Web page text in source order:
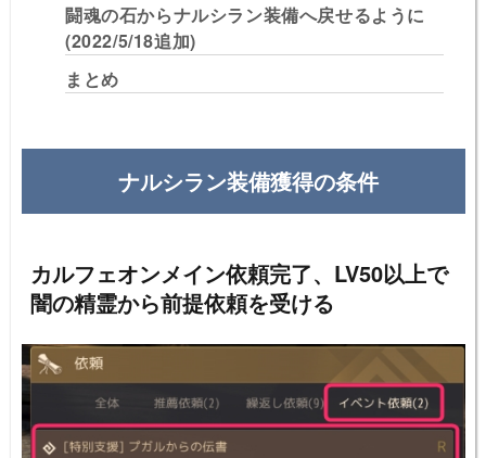
闘魂の石からナルシラン装備へ戻せるように
(2022/5/18追加)
まとめ
ナルシラン装備獲得の条件
カルフェオンメイン依頼完了、LV50以上で
闇の精霊から前提依頼を受ける